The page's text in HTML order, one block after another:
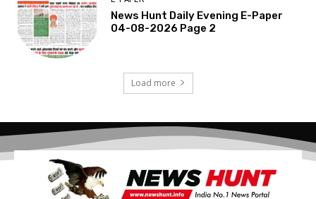
News Hunt Daily Evening E-Paper
04-08-2026 Page 2
Load more